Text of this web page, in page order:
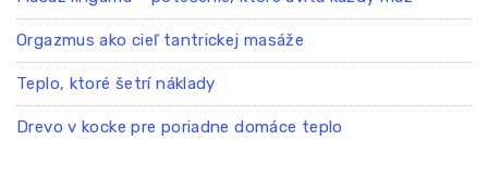
Orgazmus ako cieľ tantrickej masáže
Teplo, ktoré šetrí náklady
Drevo v kocke pre poriadne domáce teplo